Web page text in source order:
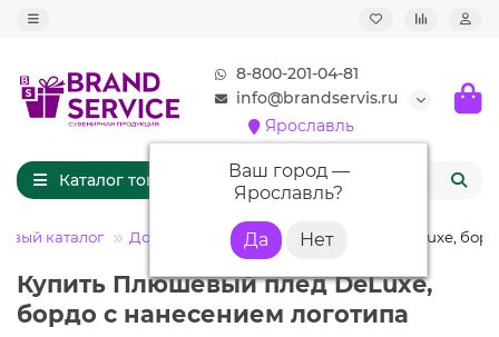
8-800-201-04-81
info@brandservis.ru
Ярославль
Ваш город —
Ярославль?
Каталог товаров
каталог Дом Пледы Плюшевый плед DeLuxe,
Купить Плюшевый плед DeLuxe,
бордо с нанесением логотипа